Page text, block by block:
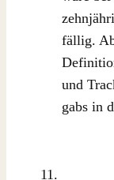
fällig.
und
gabs in